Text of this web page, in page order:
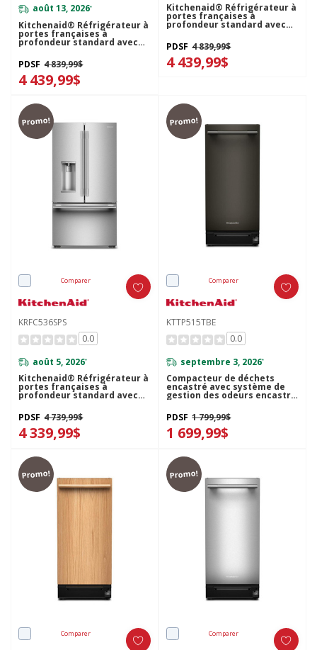
août 13, 2026*
Kitchenaid® Réfrigérateur à
portes françaises à
profondeur standard avec
remplissage intelligent
KRFC536SJP
PDSF 4 839,99$
4 439,99$
Kitchenaid® Réfrigérateur à
portes françaises à
profondeur standard avec
remplissage intelligent
KRFC536SBE
PDSF 4 839,99$
4 439,99$
Promo!
Comparer
KRFC536SPS
0.0
août 5, 2026*
Kitchenaid® Réfrigérateur à
portes françaises à
profondeur standard avec
remplissage intelligent
KRFC536SPS
PDSF 4 739,99$
4 339,99$
Promo!
Comparer
KTTP515TBE
0.0
septembre 3, 2026*
Compacteur de déchets
encastré avec système de
gestion des odeurs encastré
KitchenAid® de 15 po
KTTP515TBE
PDSF 1 799,99$
1 699,99$
Promo!
Comparer
Promo!
Comparer